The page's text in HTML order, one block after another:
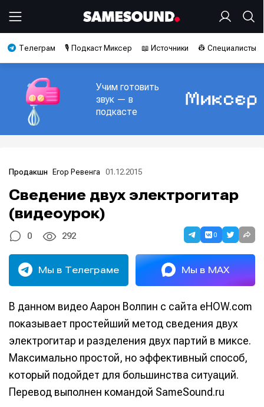
Телеграм 🎙️ Подкаст Миксер 📖 Источники 👷 Специалисты
Учим готовить
звук — в
подкасте
Продакшн Егор Ревенга 01.12.2015
Сведение двух электрогитар
(видеоурок)
0 292 0
Мы в Телеграме Мы в MAX
В данном видео Аарон Волпин с сайта eHOW.com
показывает простейший метод сведения двух
электрогитар и разделения двух партий в миксе.
Максимально простой, но эффективный способ,
который подойдет для большинства ситуаций.
Перевод выполнен командой SameSound.ru